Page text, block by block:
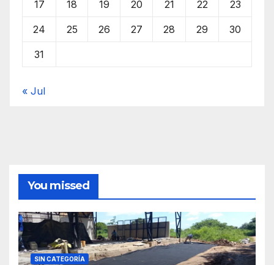
17 18 19 20 21 22 23
24 25 26 27 28 29 30
31
« Jul
You missed
SIN CATEGORÍA